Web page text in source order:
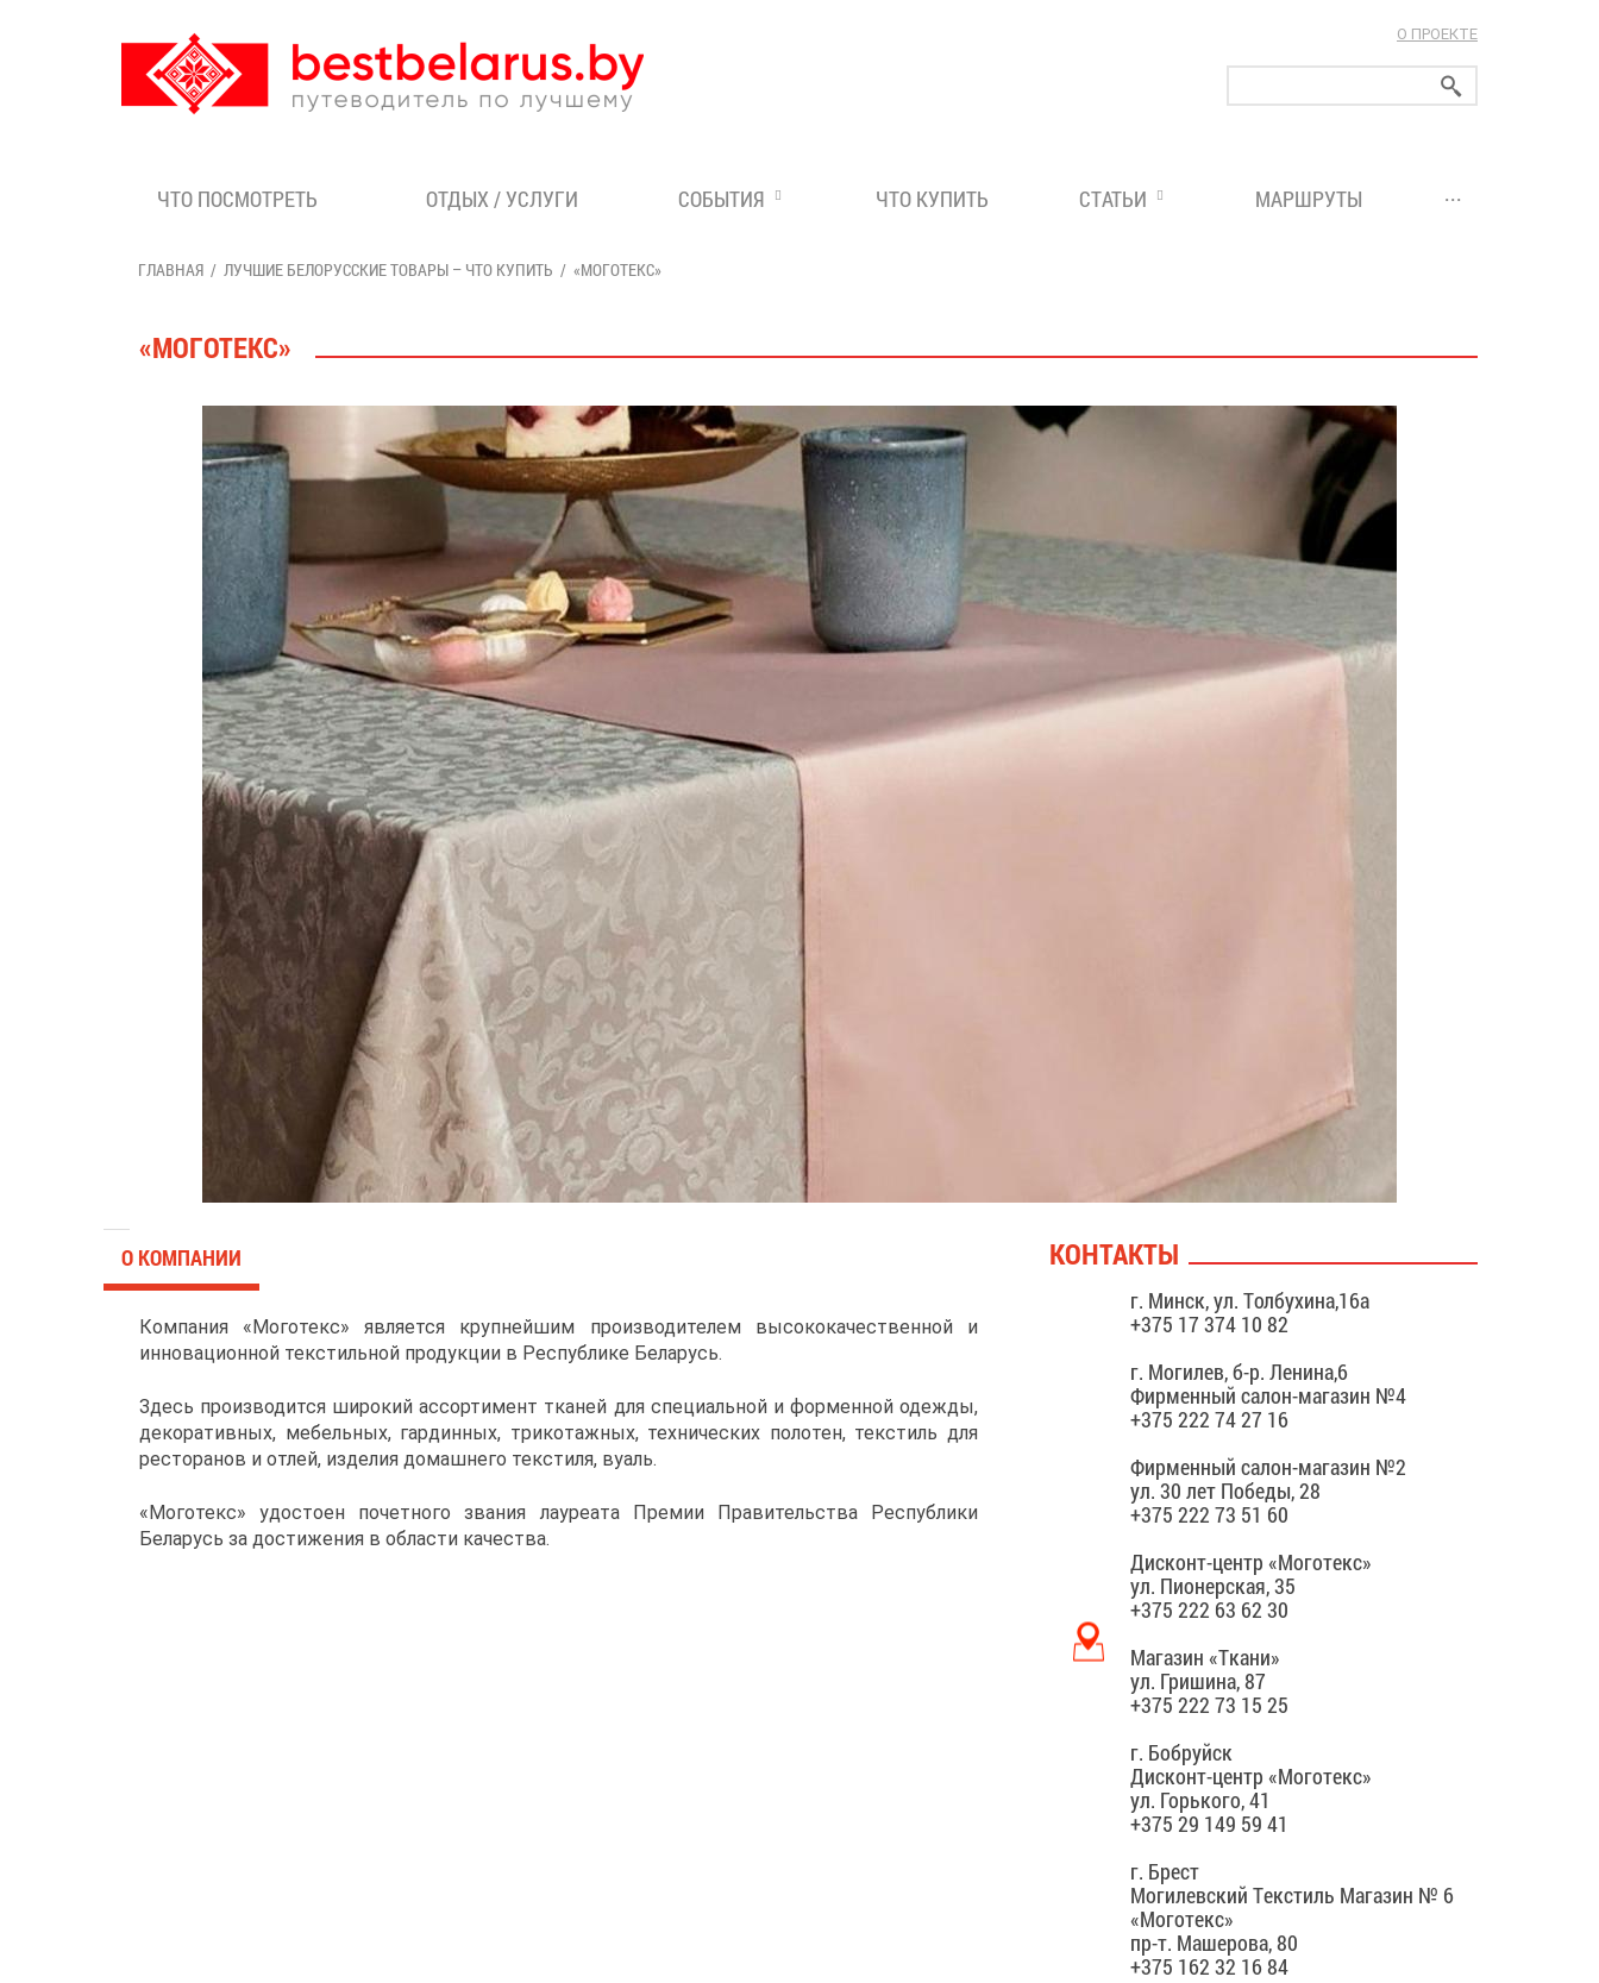
О ПРОЕКТЕ
ЧТО ПОСМОТРЕТЬ ОТДЫХ / УСЛУГИ СОБЫТИЯ ЧТО КУПИТЬ СТАТЬИ МАРШРУТЫ ...
ГЛАВНАЯ ЛУЧШИЕ БЕЛОРУССКИЕ ТОВАРЫ – ЧТО КУПИТЬ «МОГОТЕКС»
«МОГОТЕКС»
О КОМПАНИИ
Компания «Моготекс» является крупнейшим производителем высококачественной и
инновационной текстильной продукции в Республике Беларусь.
Здесь производится широкий ассортимент тканей для специальной и форменной одежды,
декоративных, мебельных, гардинных, трикотажных, технических полотен, текстиль для
ресторанов и отлей, изделия домашнего текстиля, вуаль.
«Моготекс» удостоен почетного звания лауреата Премии Правительства Республики
Беларусь за достижения в области качества.
КОНТАКТЫ
г. Минск, ул. Толбухина,16а
+375 17 374 10 82
г. Могилев, б-р. Ленина,6
Фирменный салон-магазин №4
+375 222 74 27 16
Фирменный салон-магазин №2
ул. 30 лет Победы, 28
+375 222 73 51 60
Дисконт-центр «Моготекс»
ул. Пионерская, 35
+375 222 63 62 30
Магазин «Ткани»
ул. Гришина, 87
+375 222 73 15 25
г. Бобруйск
Дисконт-центр «Моготекс»
ул. Горького, 41
+375 29 149 59 41
г. Брест
Могилевский Текстиль Магазин № 6
«Моготекс»
пр-т. Машерова, 80
+375 162 32 16 84